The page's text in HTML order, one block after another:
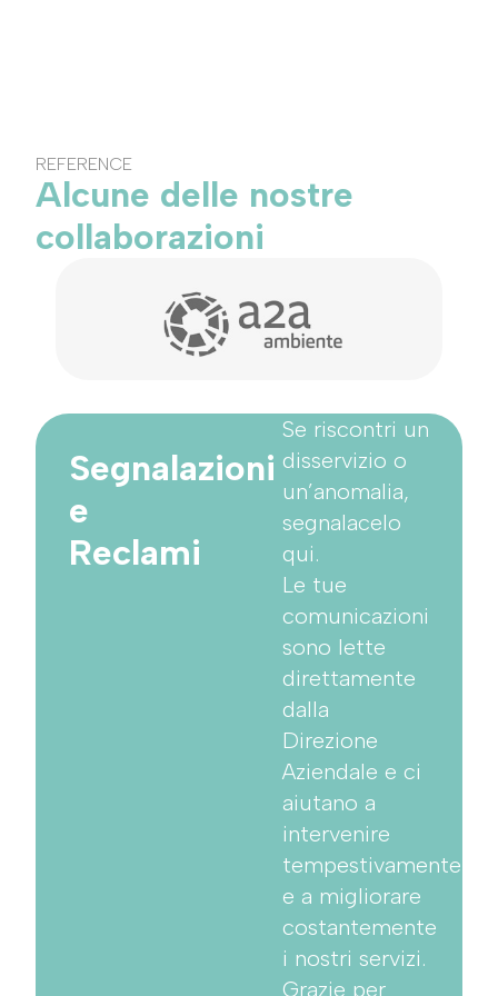
REFERENCE
Alcune delle nostre
collaborazioni
Segnalazioni
e
Reclami
Se riscontri un
disservizio o
un’anomalia,
segnalacelo
qui.
Le tue
comunicazioni
sono lette
direttamente
dalla
Direzione
Aziendale e ci
aiutano a
intervenire
tempestivamente
e a migliorare
costantemente
i nostri servizi.
Grazie per